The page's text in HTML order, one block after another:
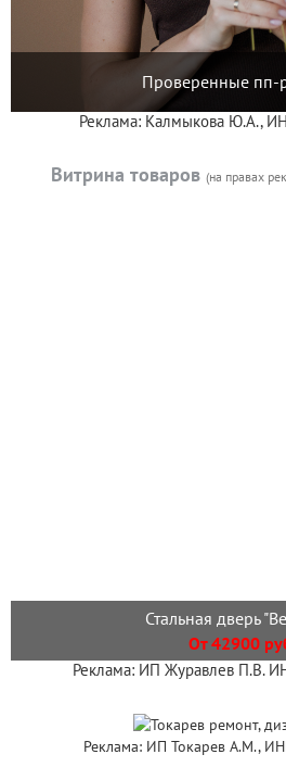
Проверенные пп-
Реклама: Калмыкова Ю.А.,
Витрина товаров (на правах
Стальная дверь
От 42900
Реклама: ИП Журавлев П.В.
Реклама: ИП Токарев А.М.,